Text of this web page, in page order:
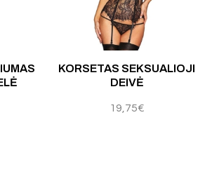
KORSETAS SEKSUALIOJI
DEIVĖ
19,75€